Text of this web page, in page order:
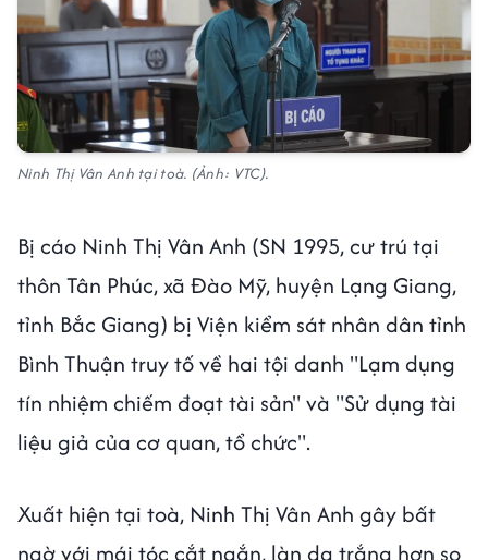
Ninh Thị Vân Anh tại toà. (Ảnh: VTC).
Bị cáo Ninh Thị Vân Anh (SN 1995, cư trú tại
thôn Tân Phúc, xã Đào Mỹ, huyện Lạng Giang,
tỉnh Bắc Giang) bị Viện kiểm sát nhân dân tỉnh
Bình Thuận truy tố về hai tội danh "Lạm dụng
tín nhiệm chiếm đoạt tài sản" và "Sử dụng tài
liệu giả của cơ quan, tổ chức".
Xuất hiện tại toà, Ninh Thị Vân Anh gây bất
ngờ với mái tóc cắt ngắn, làn da trắng hơn so